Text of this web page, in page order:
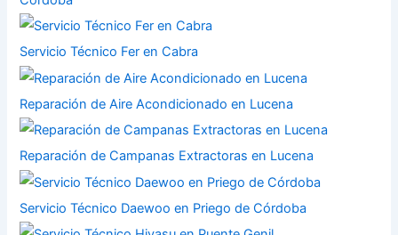
Servicio Técnico Fer en Cabra
Reparación de Aire Acondicionado en Lucena
Reparación de Campanas Extractoras en Lucena
Servicio Técnico Daewoo en Priego de Córdoba